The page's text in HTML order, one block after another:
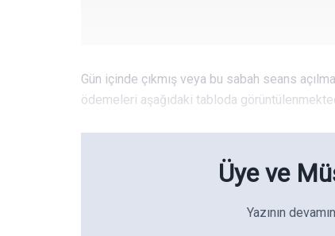
Gün içinde çıkmış veya bu sabah seans
ödemeleri aşağıdaki tabloda
Üye ve
Yazının